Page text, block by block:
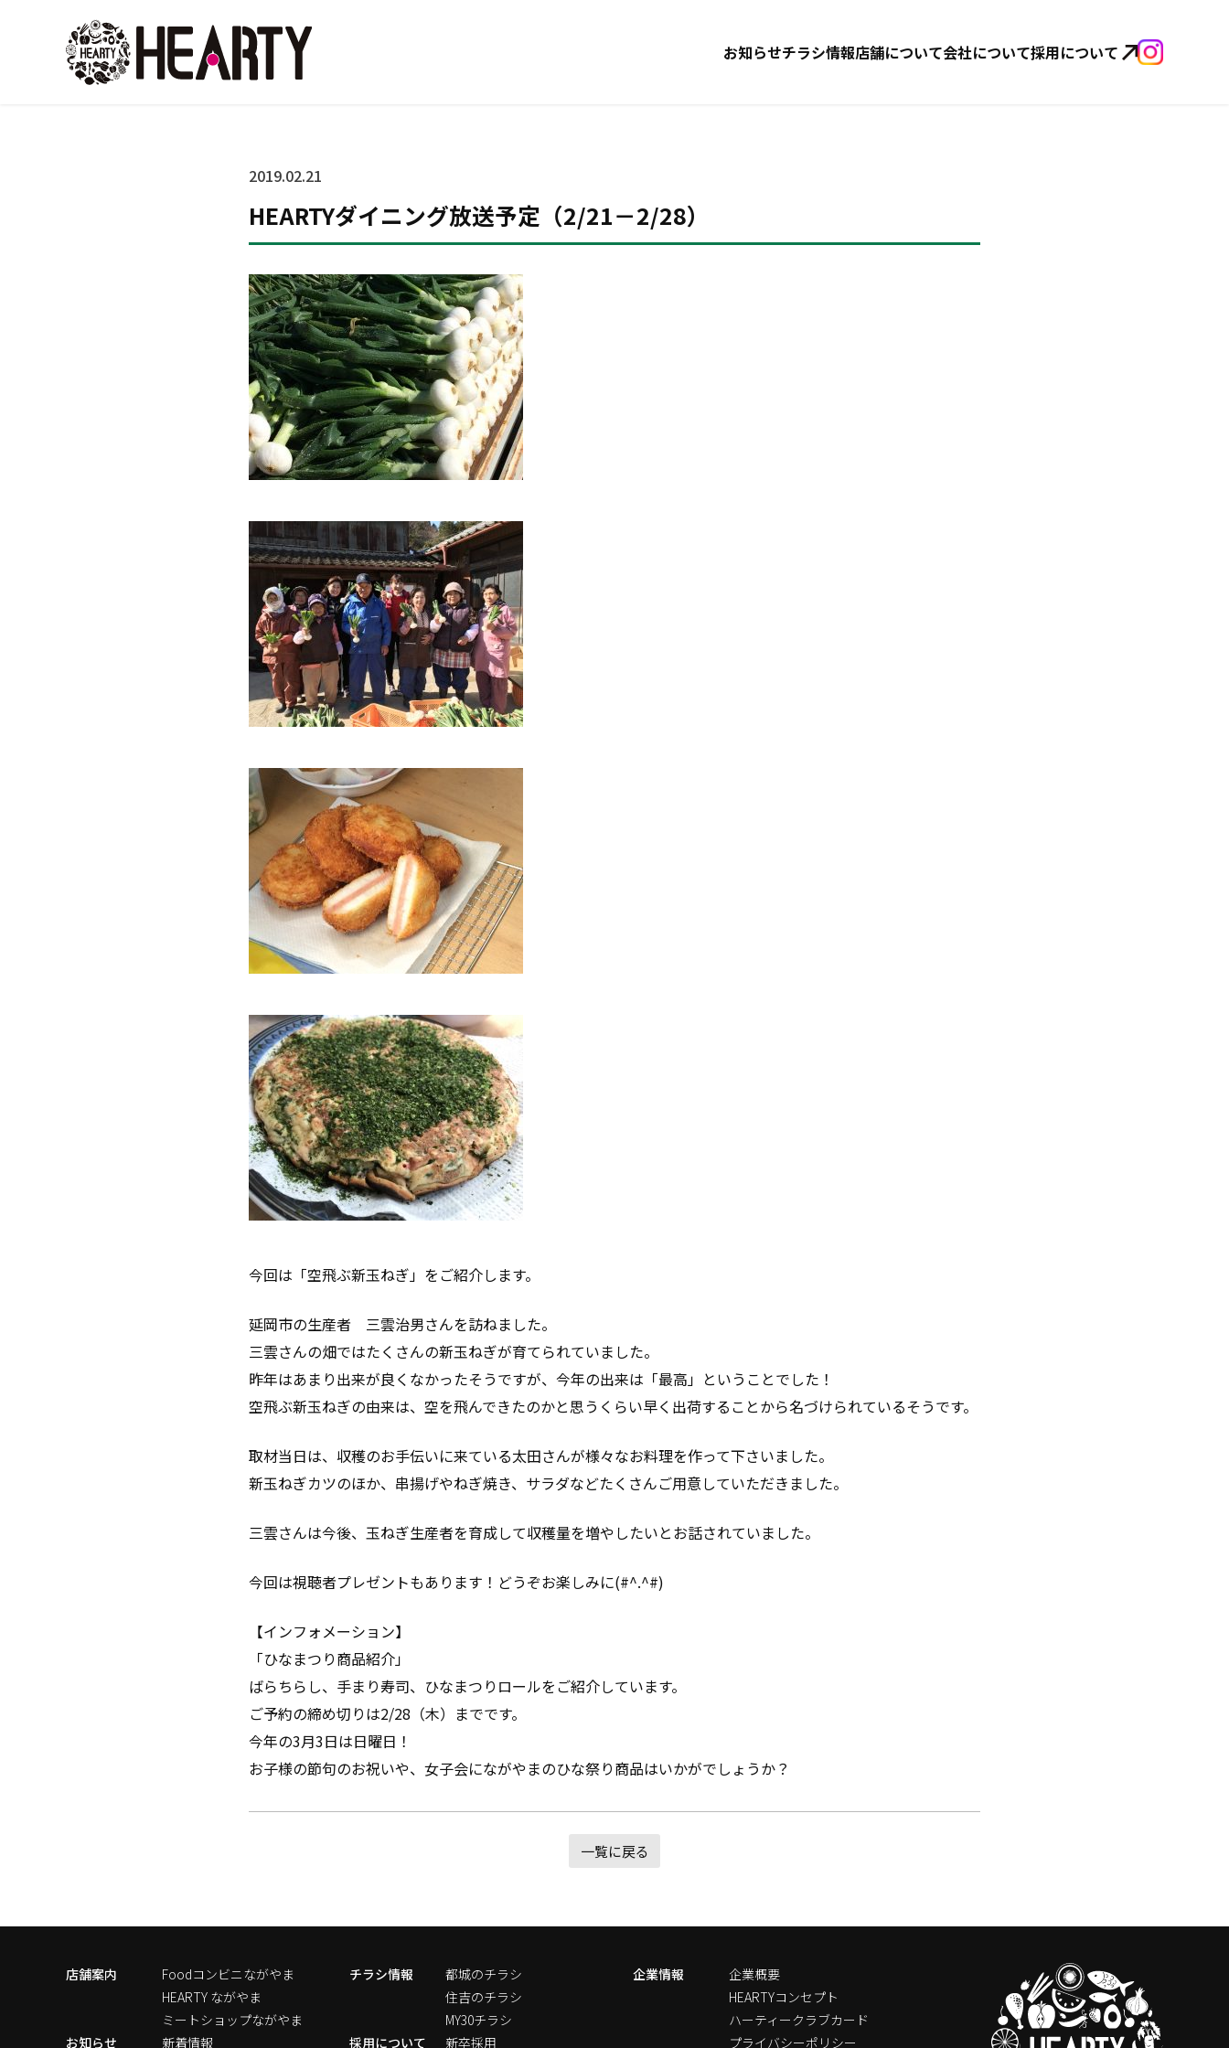
お知らせチラシ情報店舗について会社について採用について
2019.02.21
HEARTYダイニング放送予定（2/21－2/28）
今回は「空飛ぶ新玉ねぎ」をご紹介します。
延岡市の生産者 三雲治男さんを訪ねました。
三雲さんの畑ではたくさんの新玉ねぎが育てられていました。
昨年はあまり出来が良くなかったそうですが、今年の出来は「最高」ということでした！
空飛ぶ新玉ねぎの由来は、空を飛んできたのかと思うくらい早く出荷することから名づけられているそうです。
取材当日は、収穫のお手伝いに来ている太田さんが様々なお料理を作って下さいました。
新玉ねぎカツのほか、串揚げやねぎ焼き、サラダなどたくさんご用意していただきました。
三雲さんは今後、玉ねぎ生産者を育成して収穫量を増やしたいとお話されていました。
今回は視聴者プレゼントもあります！どうぞお楽しみに(#^.^#)
【インフォメーション】
「ひなまつり商品紹介」
ばらちらし、手まり寿司、ひなまつりロールをご紹介しています。
ご予約の締め切りは2/28（木）までです。
今年の3月3日は日曜日！
お子様の節句のお祝いや、女子会にながやまのひな祭り商品はいかがでしょうか？
一覧に戻る
店舗案内
Foodコンビニながやま
HEARTY ながやま
ミートショップながやま
お知らせ
新着情報
チラシ情報
都城のチラシ
住吉のチラシ
MY30チラシ
採用について
新卒採用
企業情報
企業概要
HEARTYコンセプト
ハーティークラブカード
プライバシーポリシー